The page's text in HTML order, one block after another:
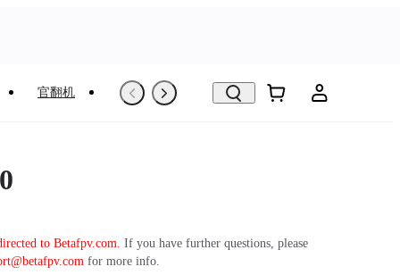
官翻机 以旧换新 VR看房
to Betafpv.com. If you have further questions, please
for more info.